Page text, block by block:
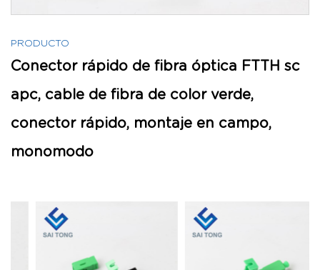
PRODUCTO
Conector rápido de fibra óptica FTTH sc
apc, cable de fibra de color verde,
conector rápido, montaje en campo,
monomodo